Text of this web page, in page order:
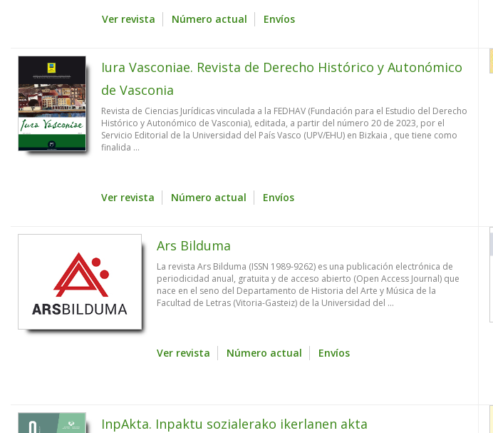
Ver revista Número actual Envíos
Iura Vasconiae. Revista de Derecho Histórico y Autonómico
de Vasconia
Revista de Ciencias Jurídicas vinculada a la FEDHAV (Fundación para el Estudio del Derecho
Histórico y Autonómico de Vasconia), editada, a partir del número 20 de 2023, por el
Servicio Editorial de la Universidad del País Vasco (UPV/EHU) en Bizkaia , que tiene como
finalida ...
Ver revista Número actual Envíos
Ars Bilduma
La revista Ars Bilduma (ISSN 1989-9262) es una publicación electrónica de
periodicidad anual, gratuita y de acceso abierto (Open Access Journal) que
nace en el seno del Departamento de Historia del Arte y Música de la
Facultad de Letras (Vitoria-Gasteiz) de la Universidad del ...
Ver revista Número actual Envíos
InpAkta. Inpaktu sozialerako ikerlanen akta